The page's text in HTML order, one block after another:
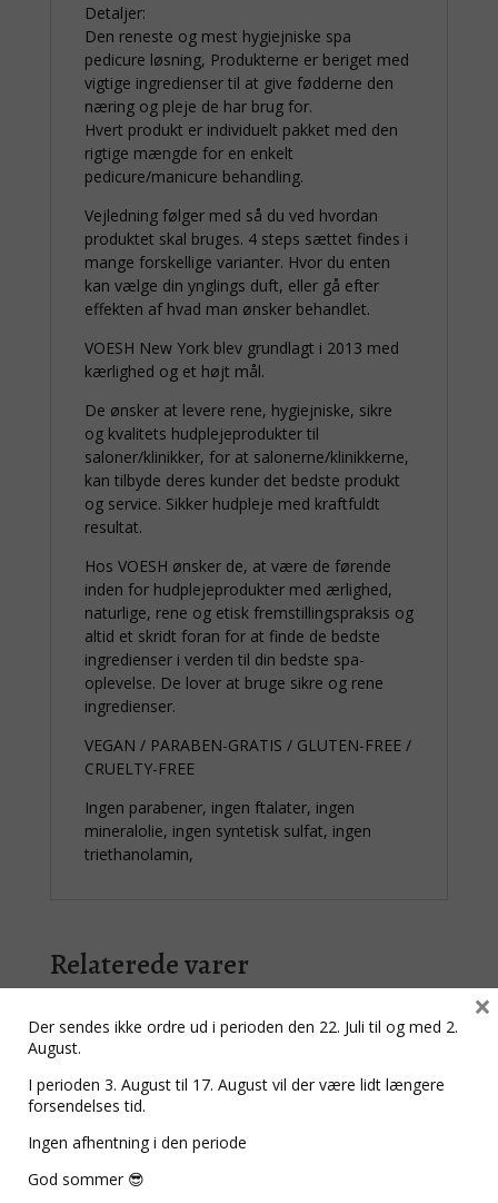
Detaljer:
Den reneste og mest hygiejniske spa
pedicure løsning, Produkterne er beriget med
vigtige ingredienser til at give fødderne den
næring og pleje de har brug for.
Hvert produkt er individuelt pakket med den
rigtige mængde for en enkelt
pedicure/manicure behandling.
Vejledning følger med så du ved hvordan
produktet skal bruges. 4 steps sættet findes i
mange forskellige varianter. Hvor du enten
kan vælge din ynglings duft, eller gå efter
effekten af hvad man ønsker behandlet.
VOESH New York blev grundlagt i 2013 med
kærlighed og et højt mål.
De ønsker at levere rene, hygiejniske, sikre
og kvalitets hudplejeprodukter til
saloner/klinikker, for at salonerne/klinikkerne,
kan tilbyde deres kunder det bedste produkt
og service. Sikker hudpleje med kraftfuldt
resultat.
Hos VOESH ønsker de, at være de førende
inden for hudplejeprodukter med ærlighed,
naturlige, rene og etisk fremstillingspraksis og
altid et skridt foran for at finde de bedste
ingredienser i verden til din bedste spa-
oplevelse. De lover at bruge sikre og rene
ingredienser.
VEGAN / PARABEN-GRATIS / GLUTEN-FREE /
CRUELTY-FREE
Ingen parabener, ingen ftalater, ingen
mineralolie, ingen syntetisk sulfat, ingen
triethanolamin,
Relaterede varer
Der sendes ikke ordre ud i perioden den 22. Juli til og med 2.
August.
I perioden 3. August til 17. August vil der være lidt længere
forsendelses tid.
Ingen afhentning i den periode
God sommer 😎
×